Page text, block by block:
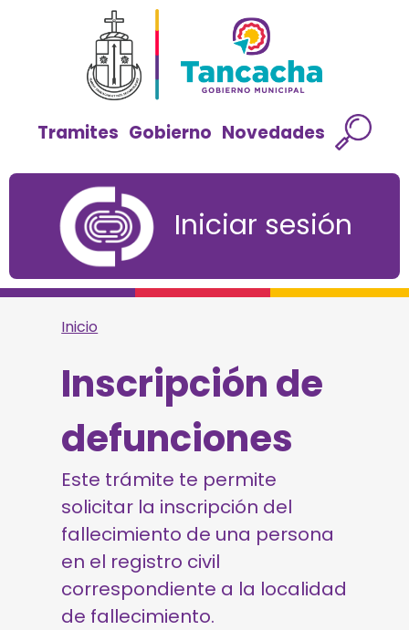
Tramites Gobierno Novedades
Iniciar sesión
Inicio
Inscripción de
defunciones
Este trámite te permite
solicitar la inscripción del
fallecimiento de una persona
en el registro civil
correspondiente a la localidad
de fallecimiento.